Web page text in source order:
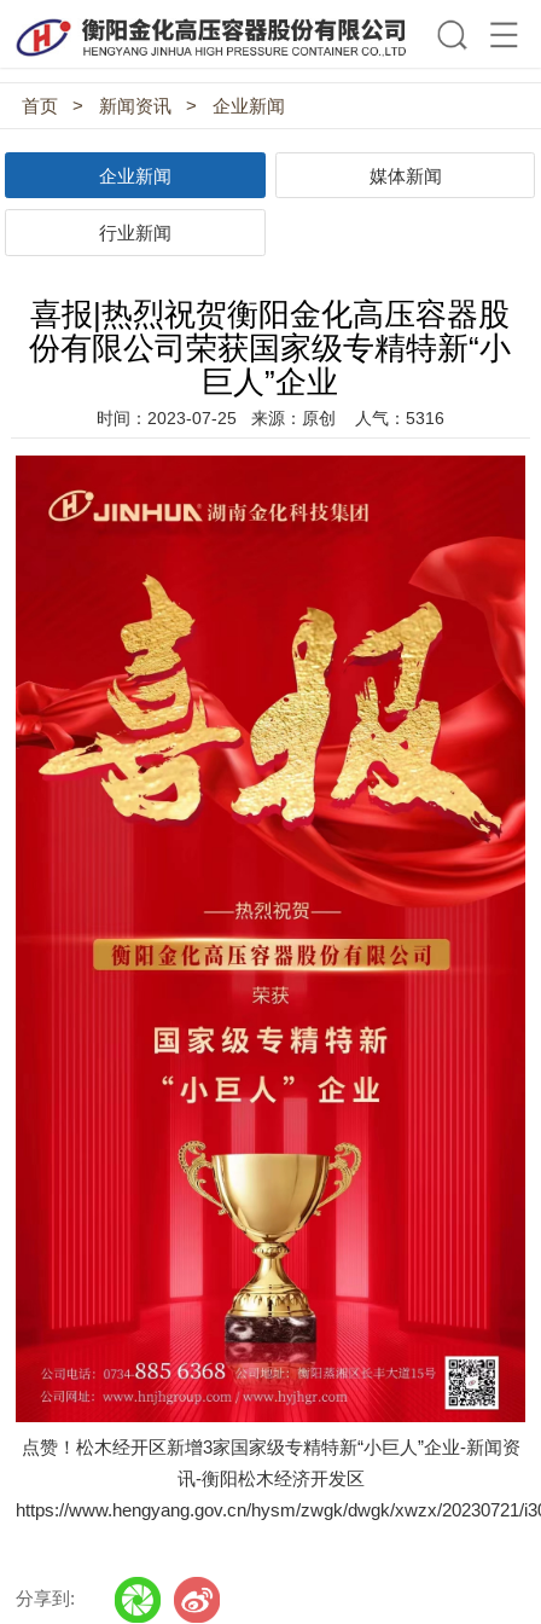
首页 > 新闻资讯 > 企业新闻
企业新闻 媒体新闻
行业新闻
喜报|热烈祝贺衡阳金化高压容器股
份有限公司荣获国家级专精特新“小
巨人”企业
时间：2023-07-25 来源：原创 人气：5316
点赞！松木经开区新增3家国家级专精特新“小巨人”企业-新闻资
讯-衡阳松木经济开发区
https://www.hengyang.gov.cn/hysm/zwgk/dwgk/xwzx/20230721/
分享到: